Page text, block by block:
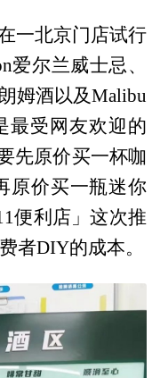
一北京门店试行
爱尔兰威士忌、
姆酒以及Malibu
最受网友欢迎的
先原价买一杯咖
原价买一瓶迷你
便利店」这次推
者DIY的成本。